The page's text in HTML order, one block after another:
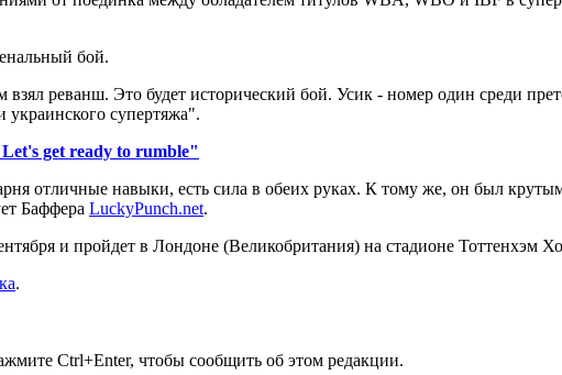
бой.
реванш. Это будет исторический бой. Усик - номер один среди
супертяжа".
get ready to rumble"
отличные навыки, есть сила в обеих руках. К тому же, он был
Баффера LuckyPunch.net.
и пройдет в Лондоне (Великобритания) на стадионе Тоттенхэм
.
Ctrl+Enter, чтобы сообщить об этом редакции.